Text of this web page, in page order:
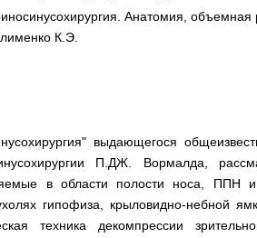
Анатомия, объемная
К.Э.
выдающегося
П.ДЖ. Вормалда,
в области полости носа, ППН
гипофиза, крыловидно-небной
техника декомпрессии